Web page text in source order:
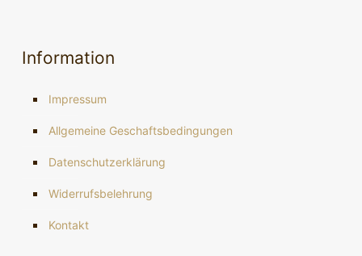
Information
Impressum
Allgemeine Geschaftsbedingungen
Datenschutzerklärung
Widerrufsbelehrung
Kontakt